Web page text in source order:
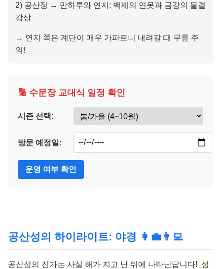
2) 공산정 → 만하루와 연지: 백제의 연못과 금강의 물결
감상
→ 연지 쪽은 계단이 매우 가파르니 내려갈 때 무릎 주
의!
🔢 수문장 교대식 일정 확인
시즌 선택:
방문 예정일:
운영 여부 확인
공산성의 하이라이트: 야경 👩‍💼👨‍💻
공산성의 진가는 사실 해가 지고 난 뒤에 나타난답니다! 성